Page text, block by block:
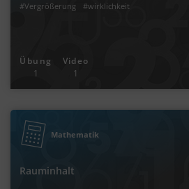
#Vergrößerung
#wirklichkeit
Übung
1
Video
1
Mathematik
Rauminhalt